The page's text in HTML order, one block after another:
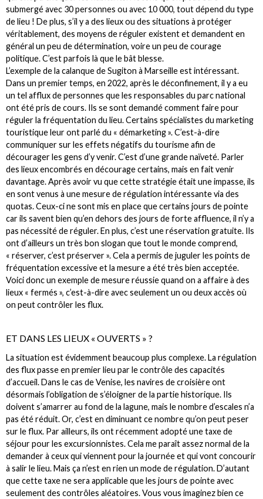
submergé avec 30 personnes ou avec 10 000, tout dépend du type
de lieu ! De plus, s’il y a des lieux ou des situations à protéger
véritablement, des moyens de réguler existent et demandent en
général un peu de détermination, voire un peu de courage
politique. C’est parfois là que le bât blesse.
L’exemple de la calanque de Sugiton à Marseille est intéressant.
Dans un premier temps, en 2022, après le déconfinement, il y a eu
un tel afflux de personnes que les responsables du parc national
ont été pris de cours. Ils se sont demandé comment faire pour
réguler la fréquentation du lieu. Certains spécialistes du marketing
touristique leur ont parlé du « démarketing ». C’est-à-dire
communiquer sur les effets négatifs du tourisme afin de
décourager les gens d’y venir. C’est d’une grande naïveté. Parler
des lieux encombrés en décourage certains, mais en fait venir
davantage. Après avoir vu que cette stratégie était une impasse, ils
en sont venus à une mesure de régulation intéressante via des
quotas. Ceux-ci ne sont mis en place que certains jours de pointe
car ils savent bien qu’en dehors des jours de forte affluence, il n’y a
pas nécessité de réguler. En plus, c’est une réservation gratuite. Ils
ont d’ailleurs un très bon slogan que tout le monde comprend,
« réserver, c’est préserver ». Cela a permis de juguler les points de
fréquentation excessive et la mesure a été très bien acceptée.
Voici donc un exemple de mesure réussie quand on a affaire à des
lieux « fermés », c’est-à-dire avec seulement un ou deux accès où
on peut contrôler les flux.
ET DANS LES LIEUX « OUVERTS » ?
La situation est évidemment beaucoup plus complexe. La régulation
des flux passe en premier lieu par le contrôle des capacités
d’accueil. Dans le cas de Venise, les navires de croisière ont
désormais l’obligation de s’éloigner de la partie historique. Ils
doivent s’amarrer au fond de la lagune, mais le nombre d’escales n’a
pas été réduit. Or, c’est en diminuant ce nombre qu’on peut peser
sur le flux. Par ailleurs, ils ont récemment adopté une taxe de
séjour pour les excursionnistes. Cela me paraît assez normal de la
demander à ceux qui viennent pour la journée et qui vont concourir
à salir le lieu. Mais ça n’est en rien un mode de régulation. D’autant
que cette taxe ne sera applicable que les jours de pointe avec
seulement des contrôles aléatoires. Vous vous imaginez bien ce